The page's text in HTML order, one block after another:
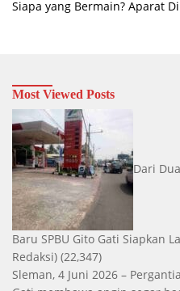
Siapa yang Bermain? Aparat
Most Viewed Posts
Dari
Baru SPBU Gito Gati Siapkan
Redaksi) (22,347)
Sleman, 4 Juni 2026 –